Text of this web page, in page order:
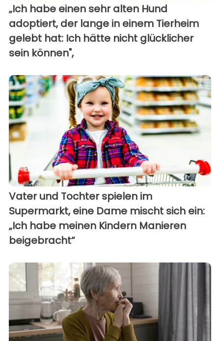
„Ich habe einen sehr alten Hund
adoptiert, der lange in einem Tierheim
gelebt hat: Ich hätte nicht glücklicher
sein können",
Vater und Tochter spielen im
Supermarkt, eine Dame mischt sich ein:
„Ich habe meinen Kindern Manieren
beigebracht“